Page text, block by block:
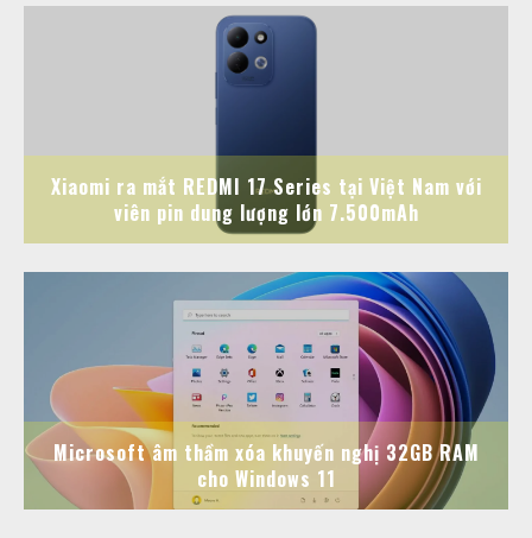
Xiaomi ra mắt REDMI 17 Series tại Việt Nam với
viên pin dung lượng lớn 7.500mAh
Microsoft âm thầm xóa khuyến nghị 32GB RAM
cho Windows 11